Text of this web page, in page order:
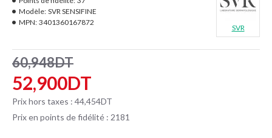
52,900DT
60,948DT
Prix hors taxes : 44,454DT
Prix en points de fidélité : 2181
Modèle: SVR SENSIFINE
MPN: 3401360167872
SVR